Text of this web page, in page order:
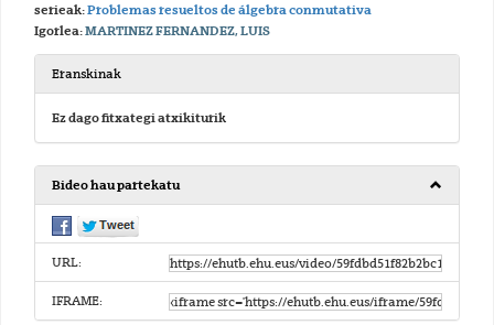
serieak:Problemas resueltos de álgebra conmutativa
Igorlea:MARTINEZ FERNANDEZ, LUIS
Eranskinak
Ez dago fitxategi atxikiturik
Bideo hau partekatu
URL:
IFRAME: